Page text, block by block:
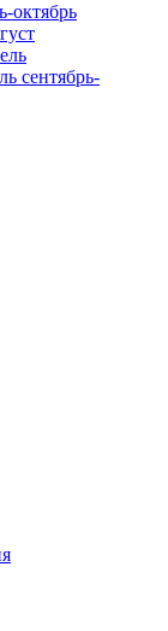
октябрь
сентябрь-